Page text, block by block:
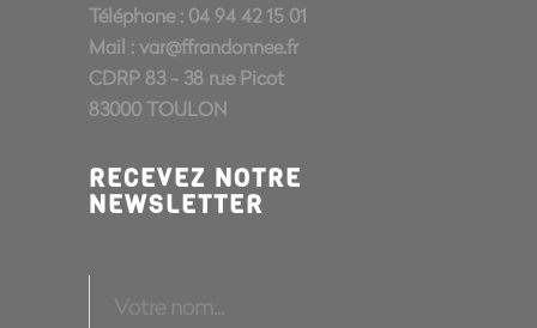
Téléphone : 04 94 42 15 01
Mail : var@ffrandonnee.fr
CDRP 83 - 38 rue Picot
83000 TOULON
RECEVEZ NOTRE
NEWSLETTER